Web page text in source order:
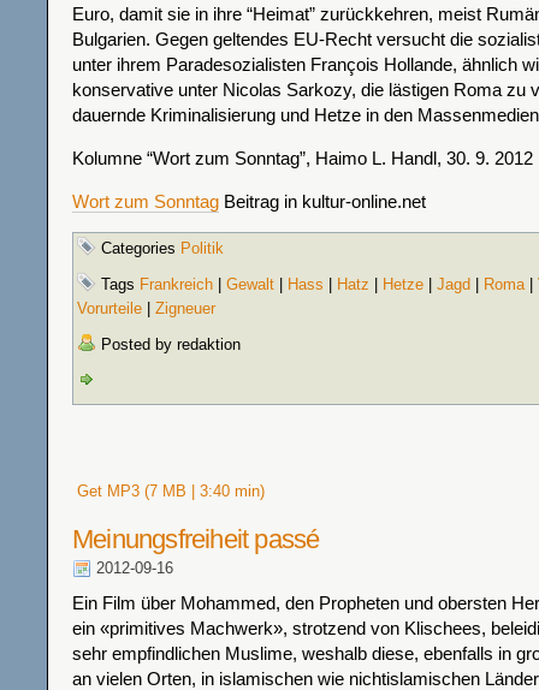
Euro, damit sie in ihre “Heimat” zurückkehren, meist
Bulgarien. Gegen geltendes EU-Recht versucht die
unter ihrem Paradesozialisten François Hollande, ähnlich
konservative unter Nicolas Sarkozy, die lästigen Roma zu
dauernde Kriminalisierung und Hetze in den
Kolumne “Wort zum Sonntag”, Haimo L. Handl, 30. 9. 2012
Wort zum Sonntag Beitrag in kultur-online.net
Categories Politik
Tags Frankreich Gewalt Hass Hatz Hetze Jagd Roma|
Vorurteile
Zigneuer
Posted by redaktion
Get MP3 (7 MB | 3:40 min)
Meinungsfreiheit passé
2012-09-16
Ein Film über Mohammed, den Propheten und obersten
ein «primitives Machwerk», strotzend von Klischees,
sehr empfindlichen Muslime, weshalb diese, ebenfalls in
an vielen Orten, in islamischen wie nichtislamischen